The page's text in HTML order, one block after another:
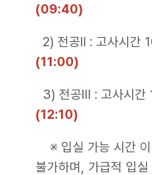
(09:40)
2) 전공Ⅱ : 고사시간
(11:00)
3) 전공Ⅲ : 고사시간
(12:10)
※ 입실 가능 시간 이
불가하며, 가급적 입